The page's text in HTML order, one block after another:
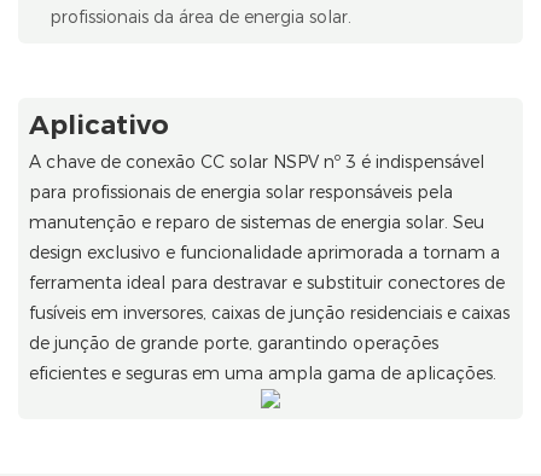
profissionais da área de energia solar.
Aplicativo
A chave de conexão CC solar NSPV nº 3 é indispensável
para profissionais de energia solar responsáveis ​​pela
manutenção e reparo de sistemas de energia solar. Seu
design exclusivo e funcionalidade aprimorada a tornam a
ferramenta ideal para destravar e substituir conectores de
fusíveis em inversores, caixas de junção residenciais e caixas
de junção de grande porte, garantindo operações
eficientes e seguras em uma ampla gama de aplicações.